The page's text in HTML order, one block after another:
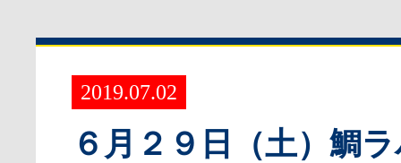
2019.07.02
６月２９日（土）鯛